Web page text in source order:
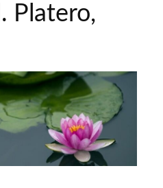
Platero,